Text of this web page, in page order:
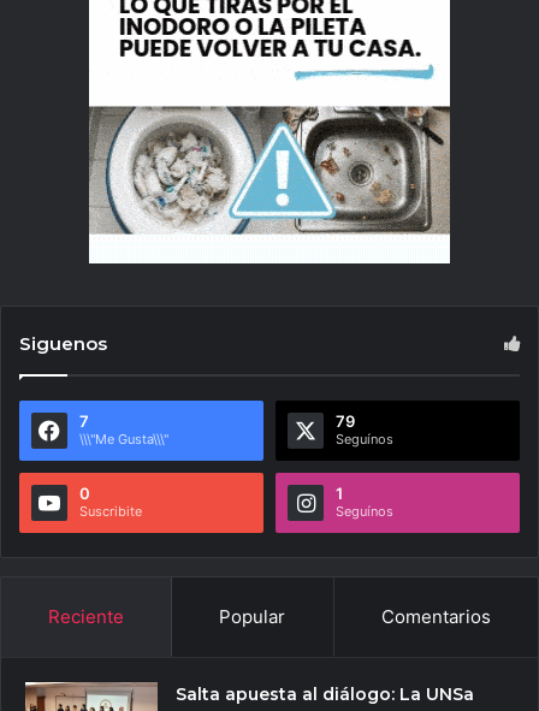
Siguenos
7
\\\"Me Gusta\\\"
79
Seguínos
0
Suscribite
1
Seguínos
Reciente Popular Comentarios
Salta apuesta al diálogo: La UNSa